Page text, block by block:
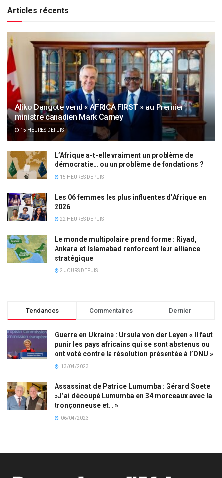
Articles récents
Aliko Dangote vend « AFRICA FIRST » au Premier
ministre canadien Mark Carney
15 HEURES DEPUIS
L’Afrique a-t-elle vraiment un problème de
démocratie… ou un problème de fondations ?
15 HEURES DEPUIS
Les 06 femmes les plus influentes d’Afrique en
2026
22 HEURES DEPUIS
Le monde multipolaire prend forme : Riyad,
Ankara et Islamabad renforcent leur alliance
stratégique
2 JOURS DEPUIS
Tendances Commentaires Dernier
Guerre en Ukraine : Ursula von der Leyen « Il faut
punir les pays africains qui se sont abstenus ou
ont voté contre la résolution présentée à l’ONU »
13/04/2023
Assassinat de Patrice Lumumba : Gérard Soete
»J’ai découpé Lumumba en 34 morceaux avec la
tronçonneuse et… »
06/04/2023